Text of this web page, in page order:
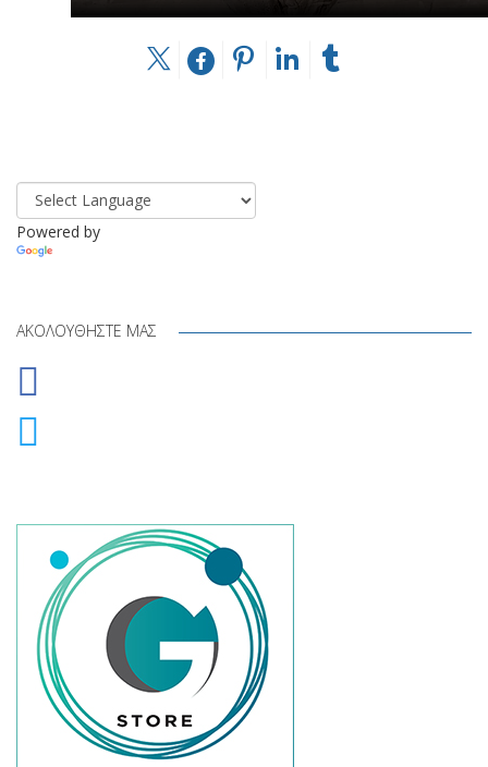
Powered by
ΑΚΟΛΟΥΘΉΣΤΕ ΜΑΣ